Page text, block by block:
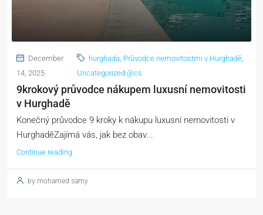
December
14, 2025
hurghada, Průvodce nemovitostmi v Hurghadě,
Uncategorized @cs
9krokový průvodce nákupem luxusní nemovitosti
v Hurghadě
Konečný průvodce 9 kroky k nákupu luxusní nemovitosti v
HurghaděZajímá vás, jak bez obav...
Continue reading
by mohamed samy